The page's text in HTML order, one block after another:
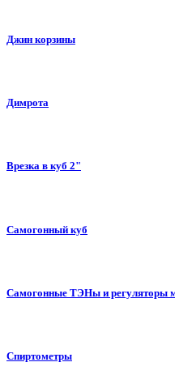
Джин корзины
Димрота
Врезка в куб 2"
Самогонный куб
Самогонные ТЭНы и регуляторы
Спиртометры